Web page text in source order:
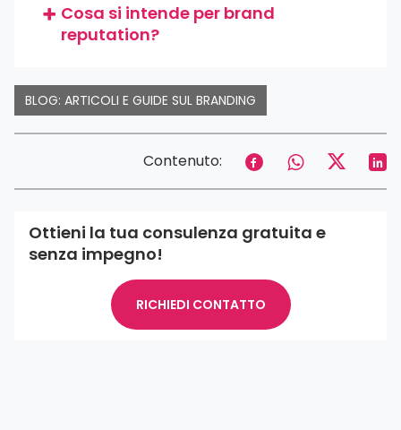
Cosa si intende per brand
reputation?
BLOG: ARTICOLI E GUIDE SUL BRANDING
Contenuto:
Ottieni la tua consulenza gratuita e
senza impegno!
RICHIEDI CONTATTO